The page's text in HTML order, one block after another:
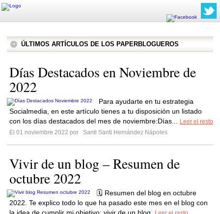
ÚLTIMOS ARTÍCULOS DE LOS PAPERBLOGUEROS
Días Destacados en Noviembre de
2022
Para ayudarte en tu estrategia
Socialmedia, en este artículo tienes a tu disposición un listado
con los días destacados del mes de noviembre:Días...
Leer el resto
El 01 noviembre 2022 por
Santi Santi Hernández Nápoles
Vivir de un blog – Resumen de
octubre 2022
🗓️ Resumen del blog en octubre
2022. Te explico todo lo que ha pasado este mes en el blog con